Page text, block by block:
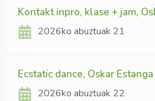
Kontakt inpro, klase + jam,
2026ko abuztuak 21
Ecstatic dance, Oskar Estanga
2026ko abuztuak 22